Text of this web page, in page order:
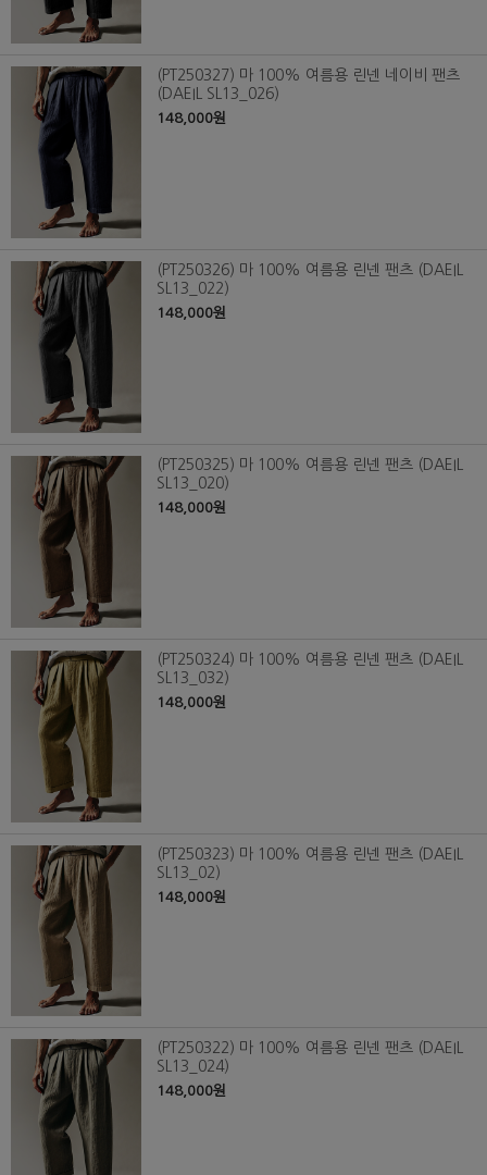
(PT250327) 마 100% 여름용 린넨 네이비 팬츠
(DAEIL SL13_026)
148,000원
(PT250326) 마 100% 여름용 린넨 팬츠 (DAEIL
SL13_022)
148,000원
(PT250325) 마 100% 여름용 린넨 팬츠 (DAEIL
SL13_020)
148,000원
(PT250324) 마 100% 여름용 린넨 팬츠 (DAEIL
SL13_032)
148,000원
(PT250323) 마 100% 여름용 린넨 팬츠 (DAEIL
SL13_02)
148,000원
(PT250322) 마 100% 여름용 린넨 팬츠 (DAEIL
SL13_024)
148,000원